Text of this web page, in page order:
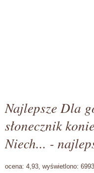
Najlepsze Dla
słonecznik
Niech... -
ocena: 4,93, wyświetlono: 6993